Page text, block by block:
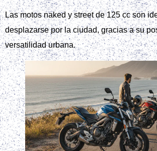
Las motos naked y street de 125 cc son
desplazarse por la ciudad, gracias a su
versatilidad urbana.